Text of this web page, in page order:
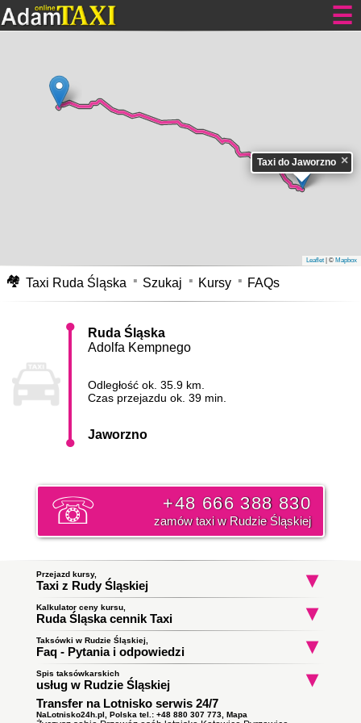
Tanie kursy dla Ciebie
Taxi Ruda Śląska
Adolfa Kempnego do Jaworzna tanio cennik 24h.
Przejazd taksówką w Rudzie Śląskiej Adolfa Kempnego do Jaworzna -
zajmie Wam samochodem około 39 min. Pokonacie go z średnią
prędkością nie przekraczającą 55 km/h. Dystans pomiędzy adresami, tzn.
Taxi Ruda Śląska do
, opłata za taki kurs waha się pomiędzy 163-180 zł w dzień, oraz
Taxi do Jaworzno ×
Leaflet | © Mapbox
🏘 Taxi Ruda Śląska Szukaj Kursy FAQs
Ruda Śląska
Adolfa Kempnego
Odległość ok. 35.9 km.
Czas przejazdu ok. 39 min.
Jaworzno
+48 666 388 830
zamów taxi w Rudzie Śląskiej
Przejazd kursy,
Taxi z Rudy Śląskiej
Taxi Ruda Śląska
Halemba
do Katowice
Godula
do Gliwice
Taxi Ruda
Stara Kuźnia
Kalkulator ceny kursu,
Ruda Śląska cennik Taxi
Koniec trasy:
Taksówki w Rudzie Śląskiej,
Faq - Pytania i odpowiedzi
Jak zamówić taksówkę w Rudzie Śląskiej?
To proste wystarczy zadzwonić i złożyć zamówienie. Nasz
dyspozytor poinformuję państwa o orientacyjnym czasie
podjazdu taksówki i wyśle ją pod wskazany adres. Klikni i
Taxi Ruda Śląskaile zapłacę za kurs do Jaworzna?
Cenataksówki w Rudzie ŚląskiejAdolfa Kempnego do
Spis taksówkarskich
usług w Rudzie Śląskiej
Obsługują zlecenia samochodami kombi
Transfer na Lotnisko serwis 24/7
NaLotnisko24h.pl, Polska tel.: +48 880 307 773, Mapa